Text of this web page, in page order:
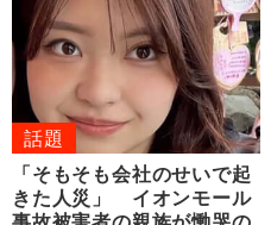
話題
「そもそも会社のせいで起
きた人災」 イオンモール